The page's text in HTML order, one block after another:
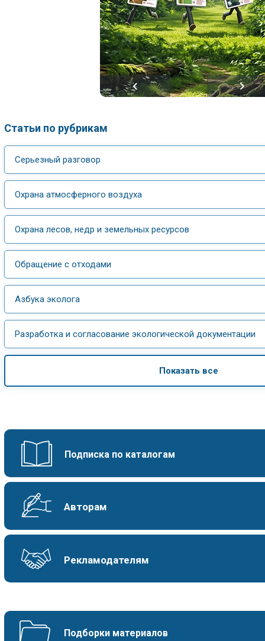
Статьи по рубрикам
Серьезный разговор
Охрана атмосферного воздуха
Охрана лесов, недр и земельных ресурсов
Обращение с отходами
Азбука эколога
Разработка и согласование экологической документации
Показать все
Подписка по каталогам
Авторам
Рекламодателям
Подборки материалов